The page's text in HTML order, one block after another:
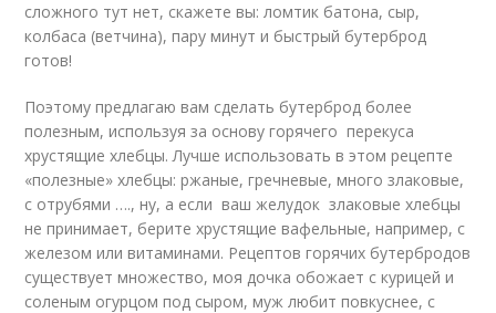
сложного тут нет, скажете вы: ломтик батона, сыр,
колбаса (ветчина), пару минут и быстрый бутерброд
готов!
Поэтому предлагаю вам сделать бутерброд более
полезным, используя за основу горячего перекуса
хрустящие хлебцы. Лучше использовать в этом рецепте
«полезные» хлебцы: ржаные, гречневые, много злаковые,
с отрубями …., ну, а если ваш желудок злаковые хлебцы
не принимает, берите хрустящие вафельные, например, с
железом или витаминами. Рецептов горячих бутербродов
существует множество, моя дочка обожает с курицей и
соленым огурцом под сыром, муж любит повкуснее, с